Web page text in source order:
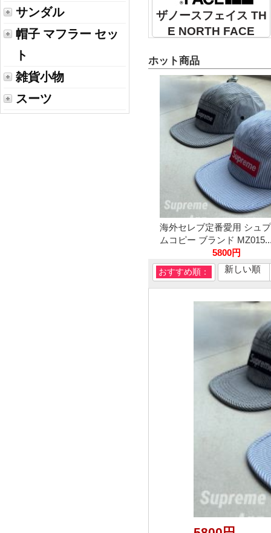
サンダル
帽子 マフラー セッ
ト
雑貨小物
スーツ
ザノースフェイス TH
E NORTH FACE
ホット商品
海外セレブ定番愛用 シュ
ムコピー ブランド
5800円
おすすめ順： 新しい順